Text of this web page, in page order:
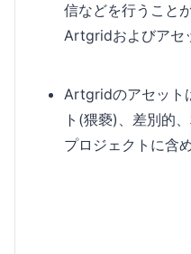
信などを行うこと
Artgridおよびアセ
Artgridのアセット
ト(猥褻)、差別的
プロジェクトに含